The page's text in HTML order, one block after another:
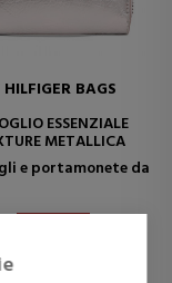
BAGS
ESSENZIALE
METALLICA
e portamonete da
54,90 €